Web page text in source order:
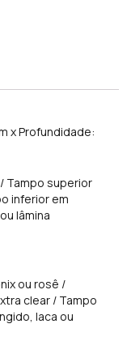
x Profundidade:
Tampo superior
inferior em
lâmina
ou rosê /
clear / Tampo
laca ou